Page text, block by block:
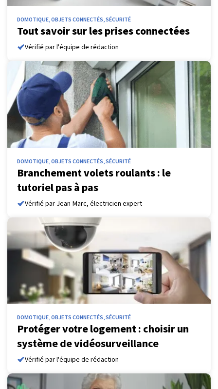
DOMOTIQUE, OBJETS CONNECTÉS, SÉCURITÉ
Tout savoir sur les prises connectées
Vérifié par l'équipe de rédaction
DOMOTIQUE, OBJETS CONNECTÉS, SÉCURITÉ
Branchement volets roulants : le
tutoriel pas à pas
Vérifié par Jean-Marc, électricien expert
DOMOTIQUE, OBJETS CONNECTÉS, SÉCURITÉ
Protéger votre logement : choisir un
système de vidéosurveillance
Vérifié par l'équipe de rédaction